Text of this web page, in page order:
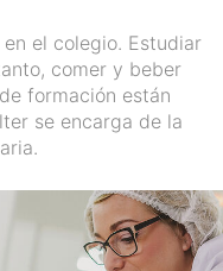
el colegio. Estudiar
comer y beber
formación están
se encarga de la